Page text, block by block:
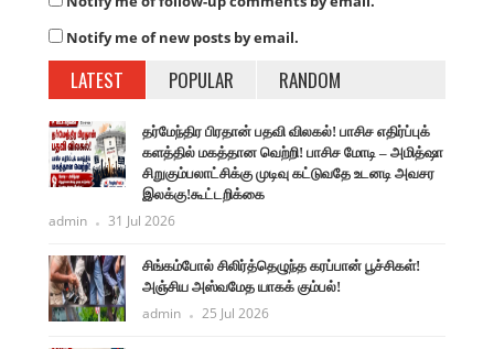
Notify me of new posts by email.
LATEST POPULAR RANDOM
தர்மேந்திர பிரதான் பதவி விலகல்! பாசிச எதிர்ப்புக்
களத்தில் மகத்தான வெற்றி! பாசிச மோடி – அமித்ஷா
சிறுகும்பலாட்சிக்கு முடிவு கட்டுவதே உடனடி அவசர
இலக்கு!கூட்டறிக்கை
admin 31 Jul 2026
சிங்கம்போல் சிலிர்த்தெழுந்த கரப்பான் பூச்சிகள்!
அஞ்சிய அஸ்வமேத யாகக் கும்பல்!
admin 25 Jul 2026